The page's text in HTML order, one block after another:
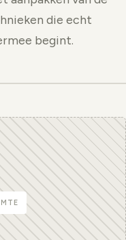
die echt
begint.